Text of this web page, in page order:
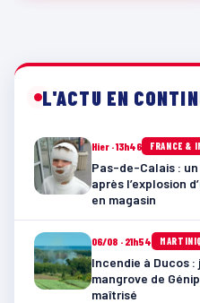
L'ACTU EN
Hier · 13h46 FRANCE &
Pas-de-Calais :
après l’explosion
en magasin
06/08 · 21h54
Incendie à Ducos :
mangrove de
maîtrisé